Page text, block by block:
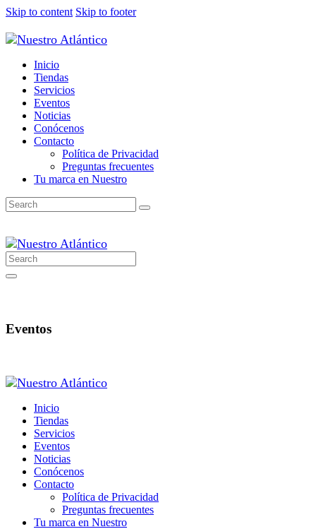
Skip to content Skip to footer
Inicio
Tiendas
Servicios
Eventos
Noticias
Conócenos
Contacto
Política de Privacidad
Preguntas frecuentes
Tu marca en Nuestro
Eventos
Inicio
Tiendas
Servicios
Eventos
Noticias
Conócenos
Contacto
Política de Privacidad
Preguntas frecuentes
Tu marca en Nuestro